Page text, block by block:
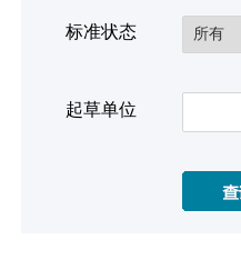
标准状态
起草单位